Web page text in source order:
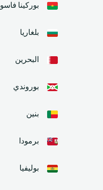
بوركينا فاسو
بلغاريا
البحرين
بوروندي
بنين
برمودا
بوليفيا